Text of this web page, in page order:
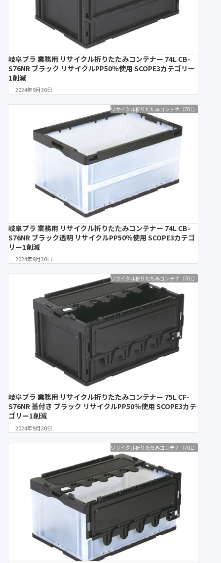
岐阜プラ 業務用 リサイクル折りたたみコンテナー 74L CB-
S76NR ブラック リサイクルPP50％使用 SCOPE3カテゴリー
1削減
2024年9月30日
リサイクル折りたたみコンテナ（70L）
岐阜プラ 業務用 リサイクル折りたたみコンテナー 74L CB-
S76NR ブラック透明 リサイクルPP50％使用 SCOPE3カテゴ
リー1削減
2024年9月30日
リサイクル折りたたみコンテナ（70L）
岐阜プラ 業務用 リサイクル折りたたみコンテナー 75L CF-
S76NR 蓋付き ブラック リサイクルPP50％使用 SCOPE3カテ
ゴリー1削減
2024年9月30日
リサイクル折りたたみコンテナ（70L）